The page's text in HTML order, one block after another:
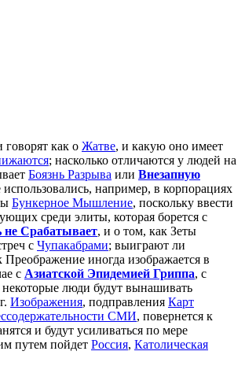
как о Жатве, и какую оно имеет
; насколько отличаются у людей на
Боязнь Разрыва или Внезапную
например, в корпорациях
Бункерное Мышление, поскольку ввести
среди элиты, которая борется с
не Срабатывает, и о том, как Зеты
с Чупакабрами; выиграют ли
Преображение иногда изображается в
с Азиатской Эпидемией Гриппа, c
некоторые люди будут вынашивать
Изображения, подправления Карт
СМИ, повернется к
и будут усиливаться по мере
путем пойдет Россия, Католическая